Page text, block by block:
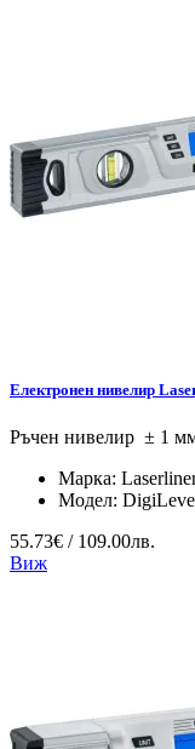
Електронен нивелир
Ръчен нивелир ± 1
Марка:
Модел:
55.73€ / 109.00лв.
Виж